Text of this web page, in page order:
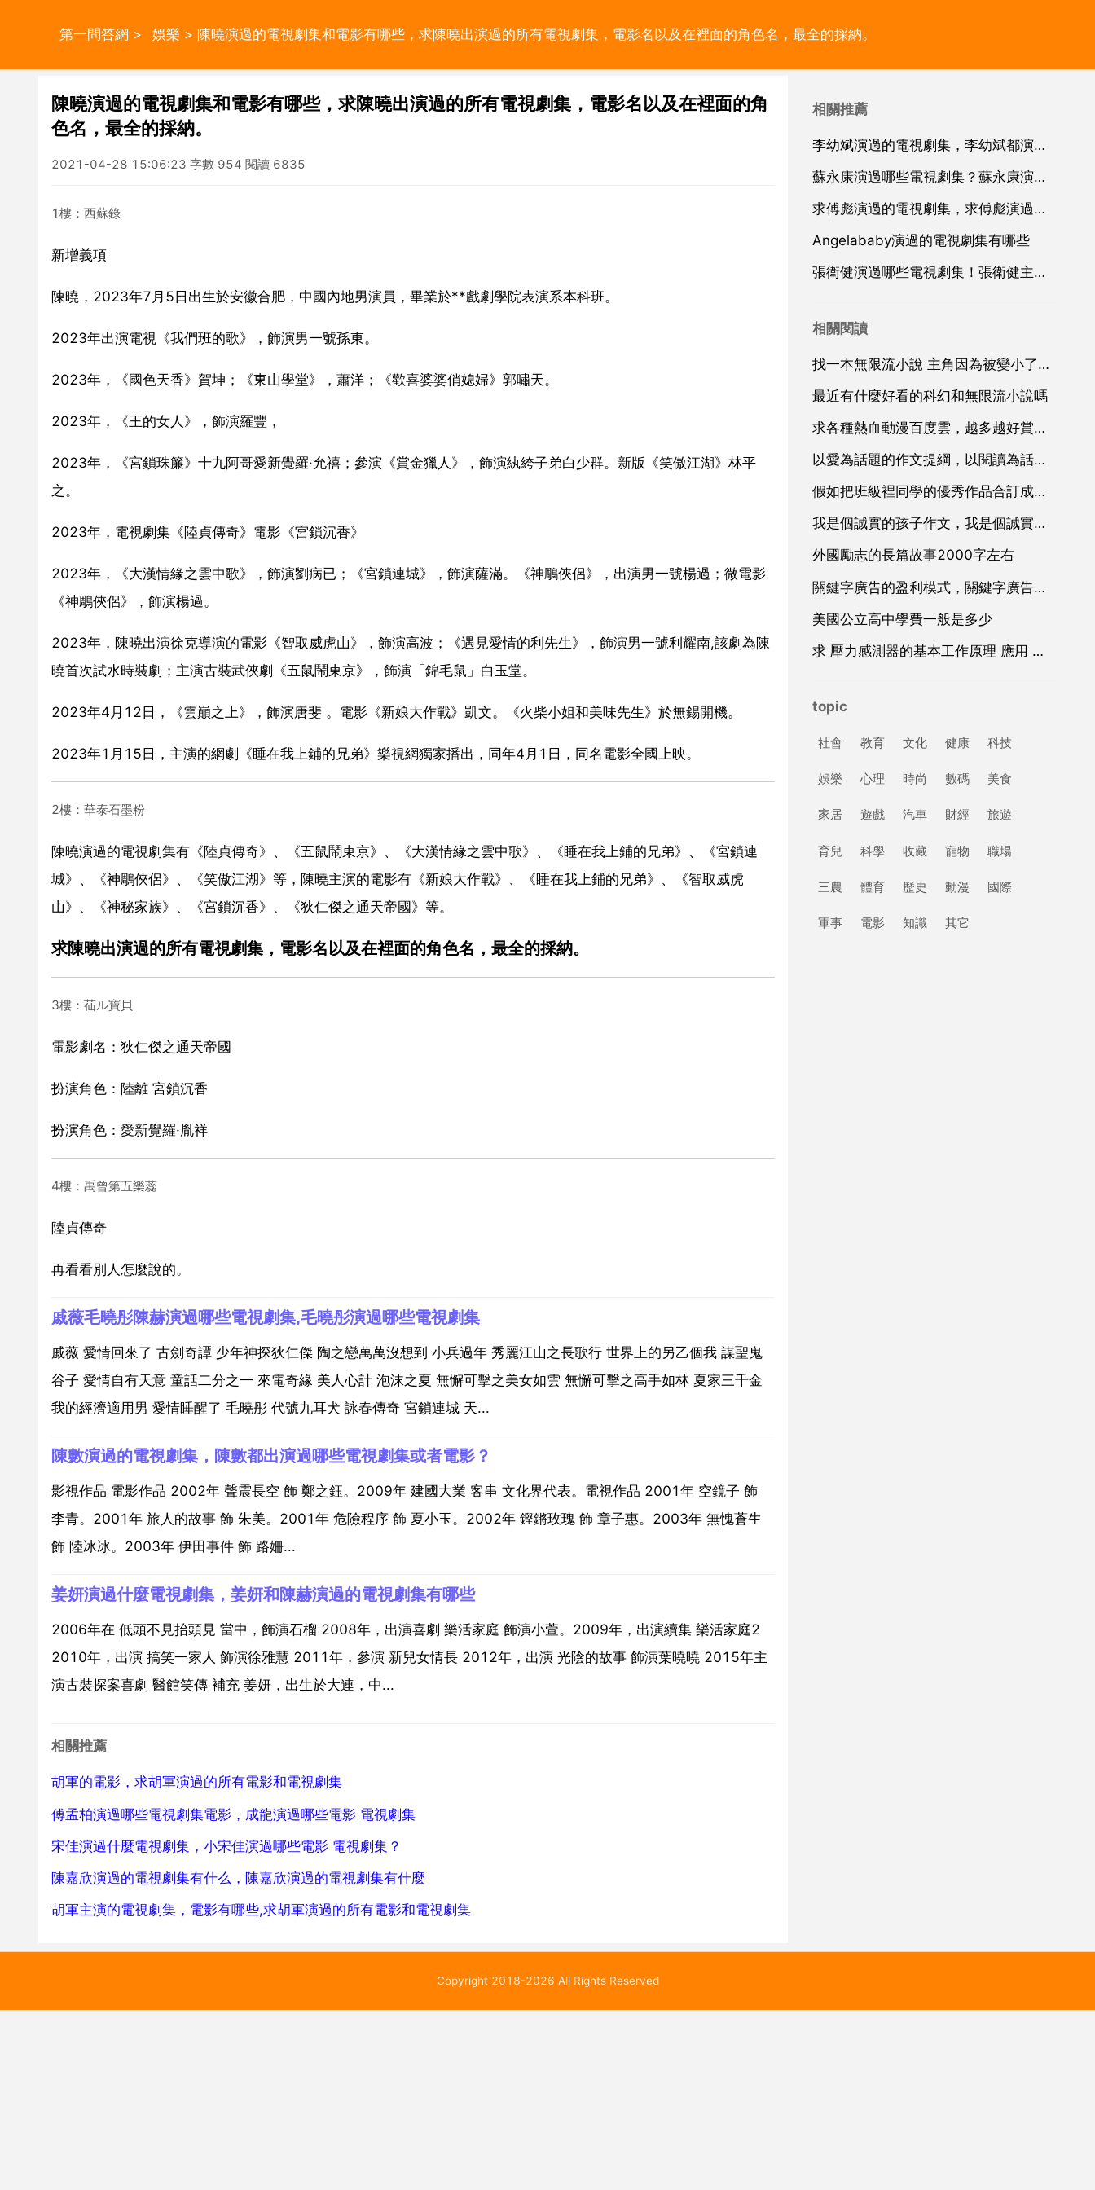
第一問答網 > 娛樂 > 陳曉演過的電視劇集和電影有哪些，求陳曉出演過的所有電視劇集，電影名以及在裡面的角色名，最全的採納。
陳曉演過的電視劇集和電影有哪些，求陳曉出演過的所有電視劇集，電影名以及在裡面的角
色名，最全的採納。
2021-04-28 15:06:23 字數 954 閱讀 6835
1樓：西蘇錄
新增義項
陳曉，2023年7月5日出生於安徽合肥，中國內地男演員，畢業於**戲劇學院表演系本科班。
2023年出演電視《我們班的歌》，飾演男一號孫東。
2023年，《國色天香》賀坤；《東山學堂》，蕭洋；《歡喜婆婆俏媳婦》郭嘯天。
2023年，《王的女人》，飾演羅豐，
2023年，《宮鎖珠簾》十九阿哥愛新覺羅·允禧；參演《賞金獵人》，飾演紈絝子弟白少群。新版《笑傲江湖》林平
之。
2023年，電視劇集《陸貞傳奇》電影《宮鎖沉香》
2023年，《大漢情緣之雲中歌》，飾演劉病已；《宮鎖連城》，飾演薩滿。《神鵰俠侶》，出演男一號楊過；微電影
《神鵰俠侶》，飾演楊過。
2023年，陳曉出演徐克導演的電影《智取威虎山》，飾演高波；《遇見愛情的利先生》，飾演男一號利耀南,該劇為陳
曉首次試水時裝劇；主演古裝武俠劇《五鼠鬧東京》，飾演「錦毛鼠」白玉堂。
2023年4月12日，《雲巔之上》，飾演唐斐 。電影《新娘大作戰》凱文。《火柴小姐和美味先生》於無錫開機。
2023年1月15日，主演的網劇《睡在我上鋪的兄弟》樂視網獨家播出，同年4月1日，同名電影全國上映。
2樓：華泰石墨粉
陳曉演過的電視劇集有《陸貞傳奇》、《五鼠鬧東京》、《大漢情緣之雲中歌》、《睡在我上鋪的兄弟》、《宮鎖連
城》、《神鵰俠侶》、《笑傲江湖》等，陳曉主演的電影有《新娘大作戰》、《睡在我上鋪的兄弟》、《智取威虎
山》、《神秘家族》、《宮鎖沉香》、《狄仁傑之通天帝國》等。
求陳曉出演過的所有電視劇集，電影名以及在裡面的角色名，最全的採納。
3樓：苮ル寶貝
電影劇名：狄仁傑之通天帝國
扮演角色：陸離 宮鎖沉香
扮演角色：愛新覺羅·胤祥
4樓：禹曾第五樂蕊
陸貞傳奇
再看看別人怎麼說的。
戚薇毛曉彤陳赫演過哪些電視劇集,毛曉彤演過哪些電視劇集
戚薇 愛情回來了 古劍奇譚 少年神探狄仁傑 陶之戀萬萬沒想到 小兵過年 秀麗江山之長歌行 世界上的另乙個我 謀聖鬼
谷子 愛情自有天意 童話二分之一 來電奇緣 美人心計 泡沫之夏 無懈可擊之美女如雲 無懈可擊之高手如林 夏家三千金
我的經濟適用男 愛情睡醒了 毛曉彤 代號九耳犬 詠春傳奇 宮鎖連城 天...
陳數演過的電視劇集，陳數都出演過哪些電視劇集或者電影？
影視作品 電影作品 2002年 聲震長空 飾 鄭之鈺。2009年 建國大業 客串 文化界代表。電視作品 2001年 空鏡子 飾
李青。2001年 旅人的故事 飾 朱美。2001年 危險程序 飾 夏小玉。2002年 鏗鏘玫瑰 飾 章子惠。2003年 無愧蒼生
飾 陸冰冰。2003年 伊田事件 飾 路姍...
姜妍演過什麼電視劇集，姜妍和陳赫演過的電視劇集有哪些
2006年在 低頭不見抬頭見 當中，飾演石榴 2008年，出演喜劇 樂活家庭 飾演小萱。2009年，出演續集 樂活家庭2
2010年，出演 搞笑一家人 飾演徐雅慧 2011年，參演 新兒女情長 2012年，出演 光陰的故事 飾演葉曉曉 2015年主
演古裝探案喜劇 醫館笑傳 補充 姜妍，出生於大連，中...
相關推薦
胡軍的電影，求胡軍演過的所有電影和電視劇集
傅孟柏演過哪些電視劇集電影，成龍演過哪些電影 電視劇集
宋佳演過什麼電視劇集，小宋佳演過哪些電影 電視劇集？
陳嘉欣演過的電視劇集有什么，陳嘉欣演過的電視劇集有什麼
胡軍主演的電視劇集，電影有哪些,求胡軍演過的所有電影和電視劇集
相關推薦
李幼斌演過的電視劇集，李幼斌都演過哪些電視劇集？
蘇永康演過哪些電視劇集？蘇永康演過哪些電影電視劇集
求傅彪演過的電視劇集，求傅彪演過的乙個電視劇集？
Angelababy演過的電視劇集有哪些
張衛健演過哪些電視劇集！張衛健主演的電視劇集
相關閱讀
找一本無限流小說 主角因為被變小了得到一張哈利波特世界邀請
最近有什麼好看的科幻和無限流小說嗎
求各種熱血動漫百度雲，越多越好賞金多多，採納多多，謝謝
以愛為話題的作文提綱，以閱讀為話題作文提綱怎麼寫
假如把班級裡同學的優秀作品合訂成本子，請給這本子區個漂亮
我是個誠實的孩子作文，我是個誠實的孩子作文450字
外國勵志的長篇故事2000字左右
關鍵字廣告的盈利模式，關鍵字廣告廣告
美國公立高中學費一般是多少
求 壓力感測器的基本工作原理 應用 和設計 方面的資料
topic
社會 教育 文化 健康 科技
娛樂 心理 時尚 數碼 美食
家居 遊戲 汽車 財經 旅遊
育兒 科學 收藏 寵物 職場
三農 體育 歷史 動漫 國際
軍事 電影 知識 其它
Copyright 2018-2026 All Rights Reserved